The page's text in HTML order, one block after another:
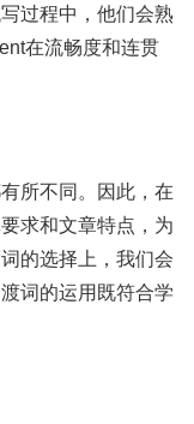
过程中，他们会熟
在流畅度和连贯
所不同。因此，在
求和文章特点，为
的选择上，我们会
词的运用既符合学